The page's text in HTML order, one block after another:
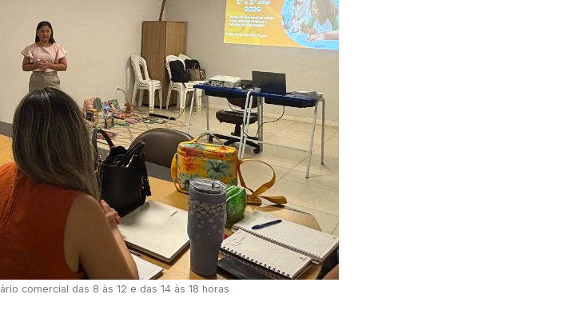
comercial das 8 às 12 e das 14 às 18 horas